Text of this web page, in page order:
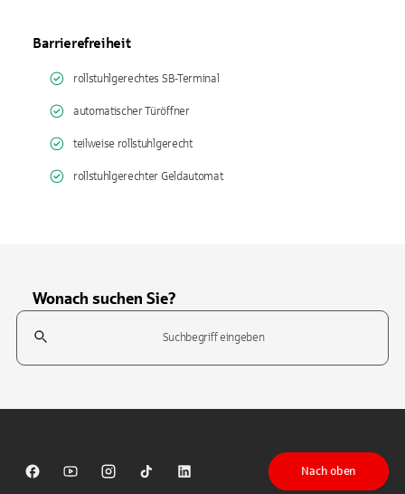
Barrierefreiheit
rollstuhlgerechtes SB-Terminal
automatischer Türöffner
teilweise rollstuhlgerecht
rollstuhlgerechter Geldautomat
Wonach suchen Sie?
Suchfeld
Sparkasse auf Facebook
Sparkasse auf Youtube
Sparkasse auf Instagram
Sparkasse auf TikTok
Sparkasse auf LinkedIn
Nach oben